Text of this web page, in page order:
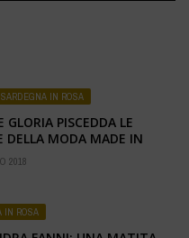
SARDEGNA IN ROSA
GLORIA PISCEDDA LE
DELLA MODA MADE IN
2018
IN ROSA